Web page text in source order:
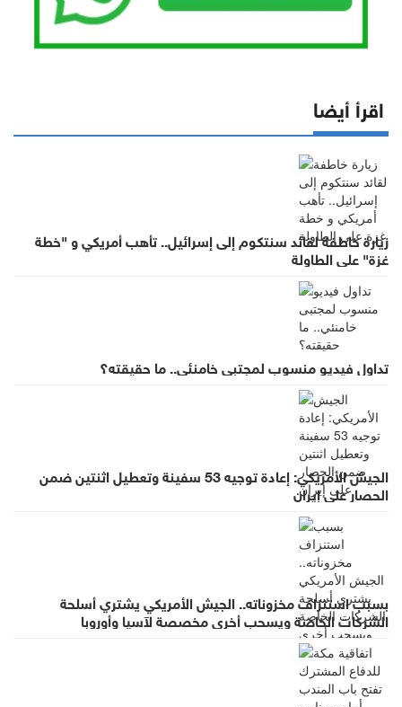
اقرأ أيضا
زيارة خاطفة لقائد سنتكوم إلى إسرائيل.. تأهب أمريكي و "خطة
غزة" على الطاولة
تداول فيديو منسوب لمجتبى خامنئي.. ما حقيقته؟
الجيش الأمريكي: إعادة توجيه 53 سفينة وتعطيل اثنتين ضمن
الحصار على إيران
بسبب استنزاف مخزوناته.. الجيش الأمريكي يشتري أسلحة
الشركات الخاصة ويسحب أخرى مخصصة لآسيا وأوروبا